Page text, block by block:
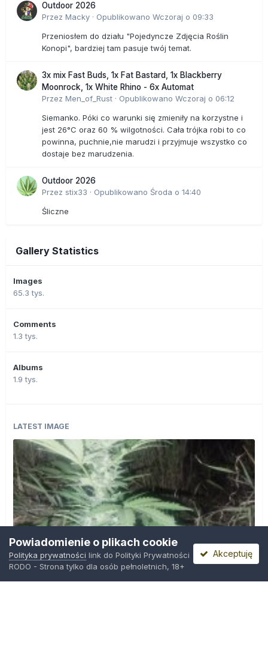
Outdoor 2026
Przez Macky · Opublikowano Wczoraj o 09:33
Przeniosłem do działu "Pojedyncze Zdjęcia Roślin
Konopi", bardziej tam pasuje twój temat.
3x mix Fast Buds, 1x Fat Bastard, 1x Blackberry
Moonrock, 1x White Rhino - 6x Automat
Przez Men_of_Rust · Opublikowano Wczoraj o 06:12
Siemanko. Póki co warunki się zmieniły na korzystne i
jest 26°C oraz 60 % wilgotności. Cała trójka robi to co
powinna, puchnie,nie marudzi i przyjmuje wszystko co
dostaje bez marudzenia.
Outdoor 2026
Przez stix33 · Opublikowano Środa o 14:40
Śliczne
Gallery Statistics
Images
65.3 tys.
Comments
1.3 tys.
Albums
1.9 tys.
LATEST IMAGE
Powiadomienie o plikach cookie
Polityka prywatności link do Polityki Prywatności
RODO - Strona tylko dla osób pełnoletnich, 18+
Akceptuję